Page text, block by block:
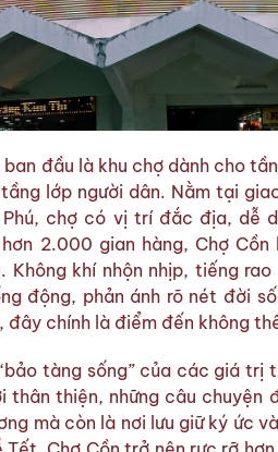
đầu là khu chợ dành cho
lớp người dân. Nằm tại
Phú, chợ có vị trí đắc địa, dễ
2.000 gian hàng, Chợ
khí nhộn nhịp, tiếng
động, phản ánh rõ nét đời
đây chính là điểm đến không
tàng sống” của các giá
thân thiện, những câu chuyện
mà còn là nơi lưu giữ ký ức